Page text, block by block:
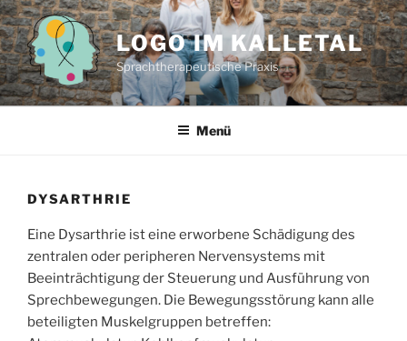
Zum
Inhalt
springen
LOGO IM KALLETAL
Sprachtherapeutische Praxis
Menü
DYSARTHRIE
Eine Dysarthrie ist eine erworbene Schädigung des
zentralen oder peripheren Nervensystems mit
Beeinträchtigung der Steuerung und Ausführung von
Sprechbewegungen. Die Bewegungsstörung kann alle
beteiligten Muskelgruppen betreffen: